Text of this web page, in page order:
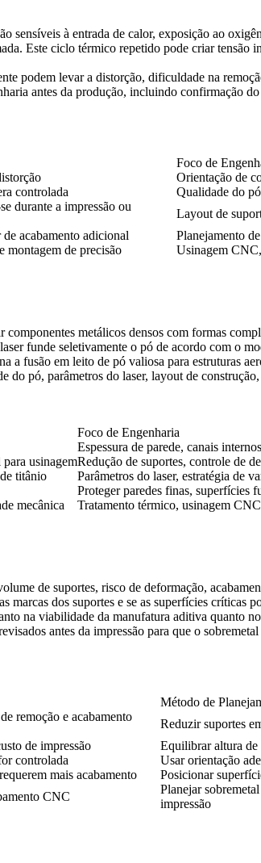
à entrada de calor, exposição ao
Este ciclo térmico repetido pode criar tensão
podem levar a distorção, dificuldade na
antes da produção, incluindo confirmação
Foco de
Orientação de
controlada
Qualidade do
durante a impressão ou
Layout de
acabamento adicional
Planejamento
montagem de precisão Usinagem
metálicos densos com formas
funde seletivamente o pó de acordo com o
a fusão em leito de pó valiosa para estruturas
pó, parâmetros do laser, layout de
Foco de Engenharia
Espessura de parede, canais
usinagemRedução de suportes, controle de
titânio
Parâmetros do laser, estratégia de
Proteger paredes finas, superfícies
mecânica Tratamento térmico, usinagem
de suportes, risco de deformação,
dos suportes e se as superfícies críticas
na viabilidade da manufatura aditiva quanto
antes da impressão para que o
Método de
remoção e acabamento
Reduzir suportes
de impressão
Equilibrar altura de
controlada
Usar orientação
mais acabamento
Posicionar
CNC
Planejar
impressão